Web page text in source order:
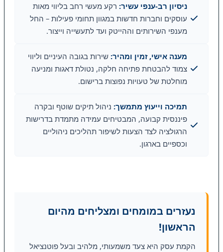
ניסיון רב-ענפי עשיר: רקע מעשי רחב בליווי מאות
עוסקים וחברות חדשות במגוון תחומי פעילות – החל
מענפי השירותים וההייטק ועד לתעשייה וייצור.
מענה אישי, זמין ומהיר: שירות בגובה העיניים וליווי
צמוד להבטחת פתיחה חלקה, נטולת דאגות ומניעה
מוחלטת של טעויות נפוצות ברישום.
תמיכה וייעוץ מתמשך: ניהול תיקים שוטף ובקרה
פיננסית קבועה, המבטיחים עמידה מתמדת בדרישות
הרגולציה לצד הצעות לשיפור תהליכים ניהוליים
וכספיים בארגון.
נעזרים במומחים ומצליחים מהיום
הראשון!
הקמת עסק היא צעד משמעותי, מלהיב ובעל פוטנציאל